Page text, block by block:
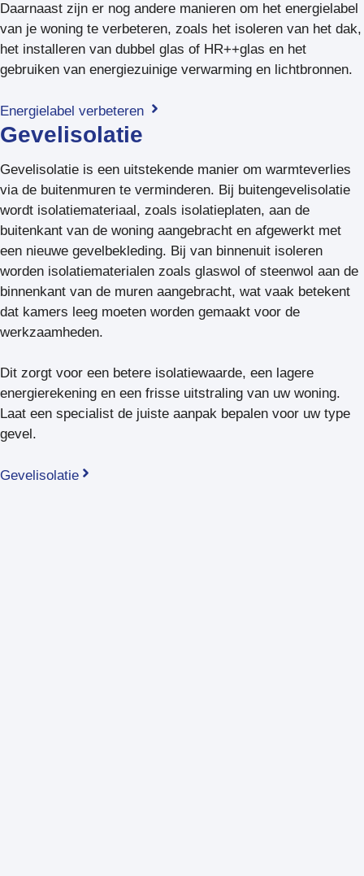
Daarnaast zijn er nog andere manieren om het energielabel
van je woning te verbeteren, zoals het isoleren van het dak,
het installeren van dubbel glas of HR++glas en het
gebruiken van energiezuinige verwarming en lichtbronnen.
Energielabel verbeteren
Gevelisolatie
Gevelisolatie is een uitstekende manier om warmteverlies
via de buitenmuren te verminderen. Bij buitengevelisolatie
wordt isolatiemateriaal, zoals isolatieplaten, aan de
buitenkant van de woning aangebracht en afgewerkt met
een nieuwe gevelbekleding. Bij van binnenuit isoleren
worden isolatiematerialen zoals glaswol of steenwol aan de
binnenkant van de muren aangebracht, wat vaak betekent
dat kamers leeg moeten worden gemaakt voor de
werkzaamheden.
Dit zorgt voor een betere isolatiewaarde, een lagere
energierekening en een frisse uitstraling van uw woning.
Laat een specialist de juiste aanpak bepalen voor uw type
gevel.
Gevelisolatie